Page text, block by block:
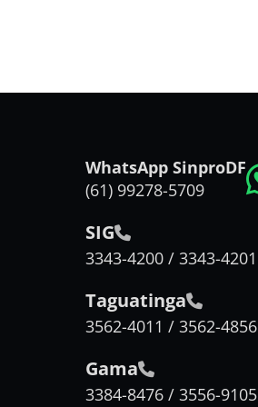
WhatsApp SinproDF
(61) 99278-5709
SIG
3343-4200 / 3343-4201
Taguatinga
3562-4011 / 3562-4856
Gama
3384-8476 / 3556-9105